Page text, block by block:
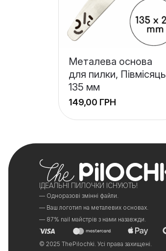
Металева основа
для пилки, Півмісяць
135 мм
ГРН
ІДЕАЛЬНІ ПИЛОЧКИ ІСНУЮТЬ!
— Одноразові змінні файли.
— Ваш логотип на металевих основах.
— 87% nail майстрів з нами назавжди.
© 2025 ThePilochki. Усі права захищені.